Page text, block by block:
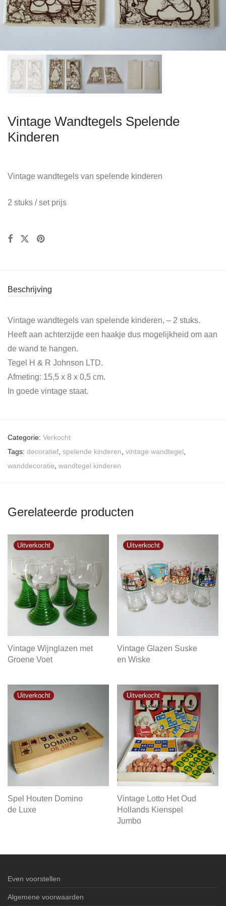
Vintage Wandtegels Spelende
Kinderen
Vintage wandtegels van spelende kinderen
2 stuks / set prijs
Beschrijving
Vintage wandtegels van spelende kinderen, – 2 stuks.
Heeft aan achterzijde een haakje dus mogelijkheid om aan
de wand te hangen.
Tegel H & R Johnson LTD.
Afmeting: 15,5 x 8 x 0,5 cm.
In goede vintage staat.
Categorie: Verkocht
Tags: decoratief spelende kinderen vintage wandtegel
wanddecoratie wandtegel kinderen
Gerelateerde producten
Vintage Wijnglazen met
Groene Voet
Vintage Glazen Suske
en Wiske
Spel Houten Domino
de Luxe
Vintage Lotto Het Oud
Hollands Kienspel
Jumbo
Even voorstellen
Algemene voorwaarden